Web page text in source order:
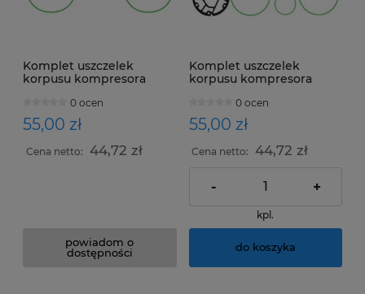
Komplet uszczelek
korpusu kompresora
0 ocen
55,00 zł
Cena netto: 44,72 zł
powiadom o
dostępności
Komplet uszczelek
korpusu kompresora
podwójna płyta
0 ocen
55,00 zł
Cena netto: 44,72 zł
- +
kpl.
do koszyka